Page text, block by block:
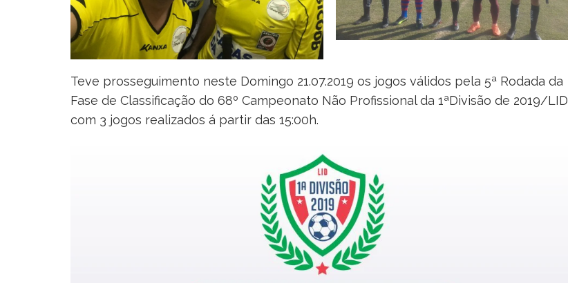
Teve prosseguimento neste Domingo 21.07.2019 os jogos válidos pela 5ª Rodada da
Fase de Classificação do 68º Campeonato Não Profissional da 1ªDivisão de 2019/LID
com 3 jogos realizados á partir das 15:00h.